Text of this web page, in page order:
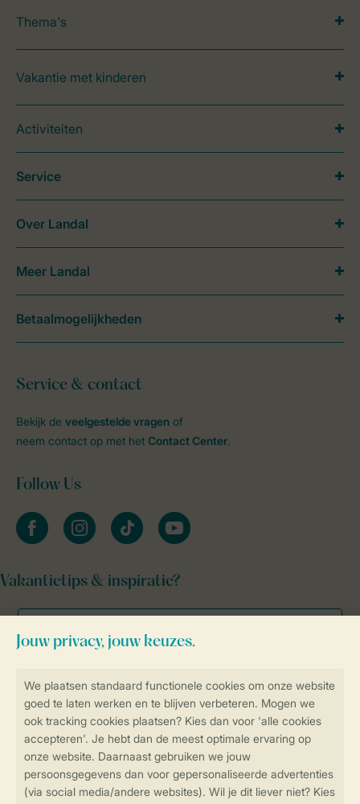
Veilig en snel online boeken
Veilige gegevensoverdracht
Veilige betaling
Thema's
Vakantie met kinderen
Activiteiten
Service & contact
Bekijk de veelgestelde vragen of
neem contact op met het Contact Center.
Follow Us
facebookinstagramtiktok youtube
Vakantietips & inspiratie?
Service
Over Landal
Meer Landal
Betaalmogelijkheden